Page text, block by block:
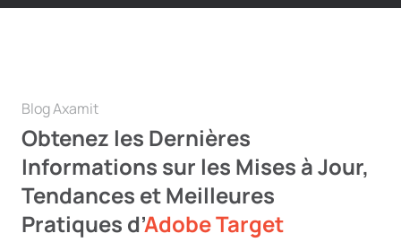
Blog Axamit
Obtenez les Dernières
Informations sur les Mises à Jour,
Tendances et Meilleures
Pratiques d’Adobe Target